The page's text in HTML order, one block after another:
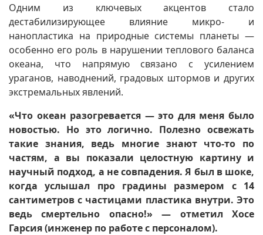
Одним из ключевых акцентов стало
дестабилизирующее влияние микро- и
нанопластика на природные системы планеты —
особенно его роль в нарушении теплового баланса
океана, что напрямую связано с усилением
ураганов, наводнений, градовых штормов и других
экстремальных явлений.
«Что океан разогревается — это для меня было
новостью. Но это логично. Полезно освежать
такие знания, ведь многие знают что-то по
частям, а вы показали целостную картину и
научный подход, а не совпадения. Я был в шоке,
когда услышал про градины размером с 14
сантиметров с частицами пластика внутри. Это
ведь смертельно опасно!» — отметил Хосе
Гарсия (инженер по работе с персоналом).